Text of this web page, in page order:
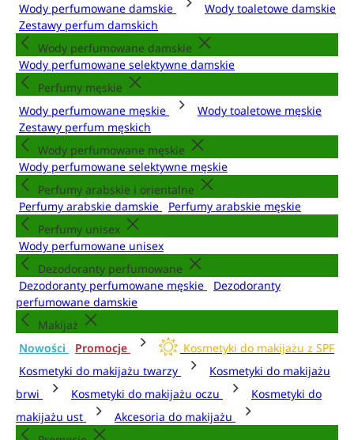
Wody perfumowane damskie
Wody toaletowe damskie
Zestawy perfum damskich
Wody perfumowane damskie
Wody perfumowane selektywne damskie
Perfumy męskie
Wody perfumowane męskie
Wody toaletowe męskie
Zestawy perfum męskich
Wody perfumowane męskie
Wody perfumowane selektywne męskie
Perfumy arabskie i orientalne
Perfumy arabskie damskie
Perfumy arabskie męskie
Perfumy unisex
Wody perfumowane unisex
Dezodoranty perfumowane
Dezodoranty perfumowane męskie
Dezodoranty
perfumowane damskie
Makijaż
Nowości
Promocje
Kosmetyki do makijażu z SPF
Kosmetyki do makijażu twarzy
Kosmetyki do makijażu
brwi
Kosmetyki do makijażu oczu
Kosmetyki do
makijażu ust
Akcesoria do makijażu